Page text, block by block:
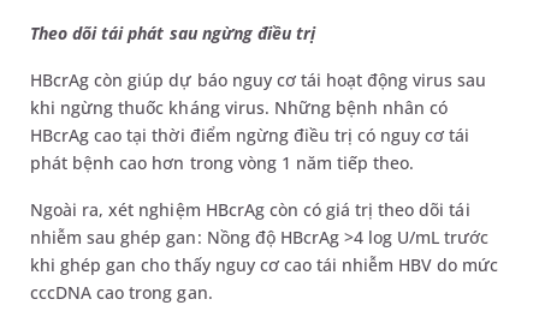
Theo dõi tái phát sau ngừng điều trị
HBcrAg còn giúp dự báo nguy cơ tái hoạt động virus sau
khi ngừng thuốc kháng virus. Những bệnh nhân có
HBcrAg cao tại thời điểm ngừng điều trị có nguy cơ tái
phát bệnh cao hơn trong vòng 1 năm tiếp theo.
Ngoài ra, xét nghiệm HBcrAg còn có giá trị theo dõi tái
nhiễm sau ghép gan: Nồng độ HBcrAg >4 log U/mL trước
khi ghép gan cho thấy nguy cơ cao tái nhiễm HBV do mức
cccDNA cao trong gan.